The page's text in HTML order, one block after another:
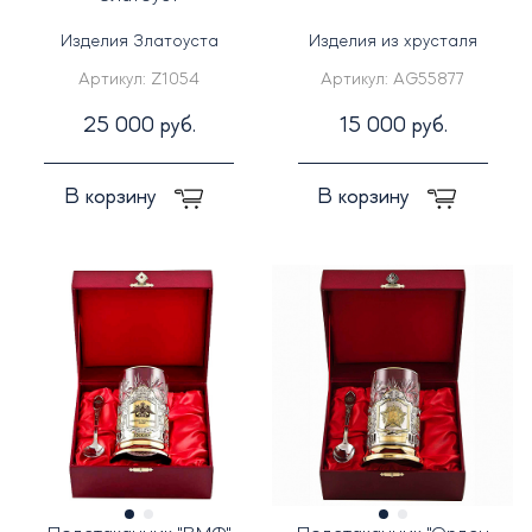
Изделия Златоуста
Артикул: Z1054
25 000 руб.
В корзину
Изделия из хрусталя
Артикул:AG55877
15 000 руб.
В корзину